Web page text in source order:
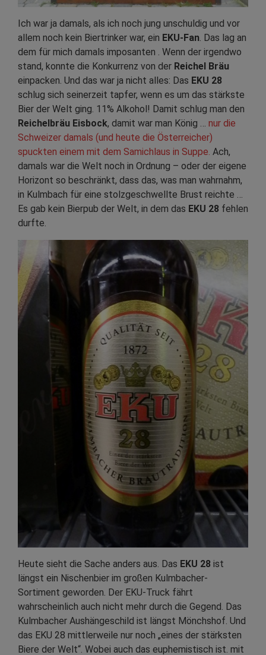
Ich war ja damals, als ich noch jung unschuldig und vor
allem noch kein Biertrinker war, ein EKU-Fan. Das lag an
dem für mich damals imposanten . Wenn der irgendwo
stand, konnte die Konkurrenz von der Reichel Bräu
einpacken. Und das war ja nicht alles: Das EKU 28
schlug sich seinerzeit tapfer, wenn es um das stärkste
Bier der Welt ging. 11% Alkohol! Damit schlug man den
Reichelbräu Eisbock, damit war man König … nur die
Schweizer damals (und heute die Österreicher)
spuckten einem mit dem Samichlaus in Suppe. Ach,
damals war die Welt noch in Ordnung – oder der eigene
Horizont so beschränkt, dass das, was man wahrnahm,
in Kulmbach für eine stolzgeschwellte Brust reichte …
Es gab kein Bierpub der Welt, in dem das EKU 28 fehlen
durfte.
Heute sieht die Sache anders aus. Das EKU 28 ist
längst ein Nischenbier im großen Kulmbacher-
Sortiment geworden. Der EKU-Truck fährt
wahrscheinlich auch nicht mehr durch die Gegend. Das
Kulmbacher Aushängeschild ist längst Mönchshof. Und
das EKU 28 mittlerweile nur noch „eines der stärksten
Biere der Welt“. Wobei auch das euphemistisch ist. mit